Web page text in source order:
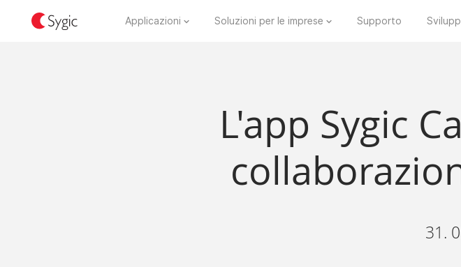
Applicazioni Soluzioni per le imprese Supporto
L'app Sygic
31.